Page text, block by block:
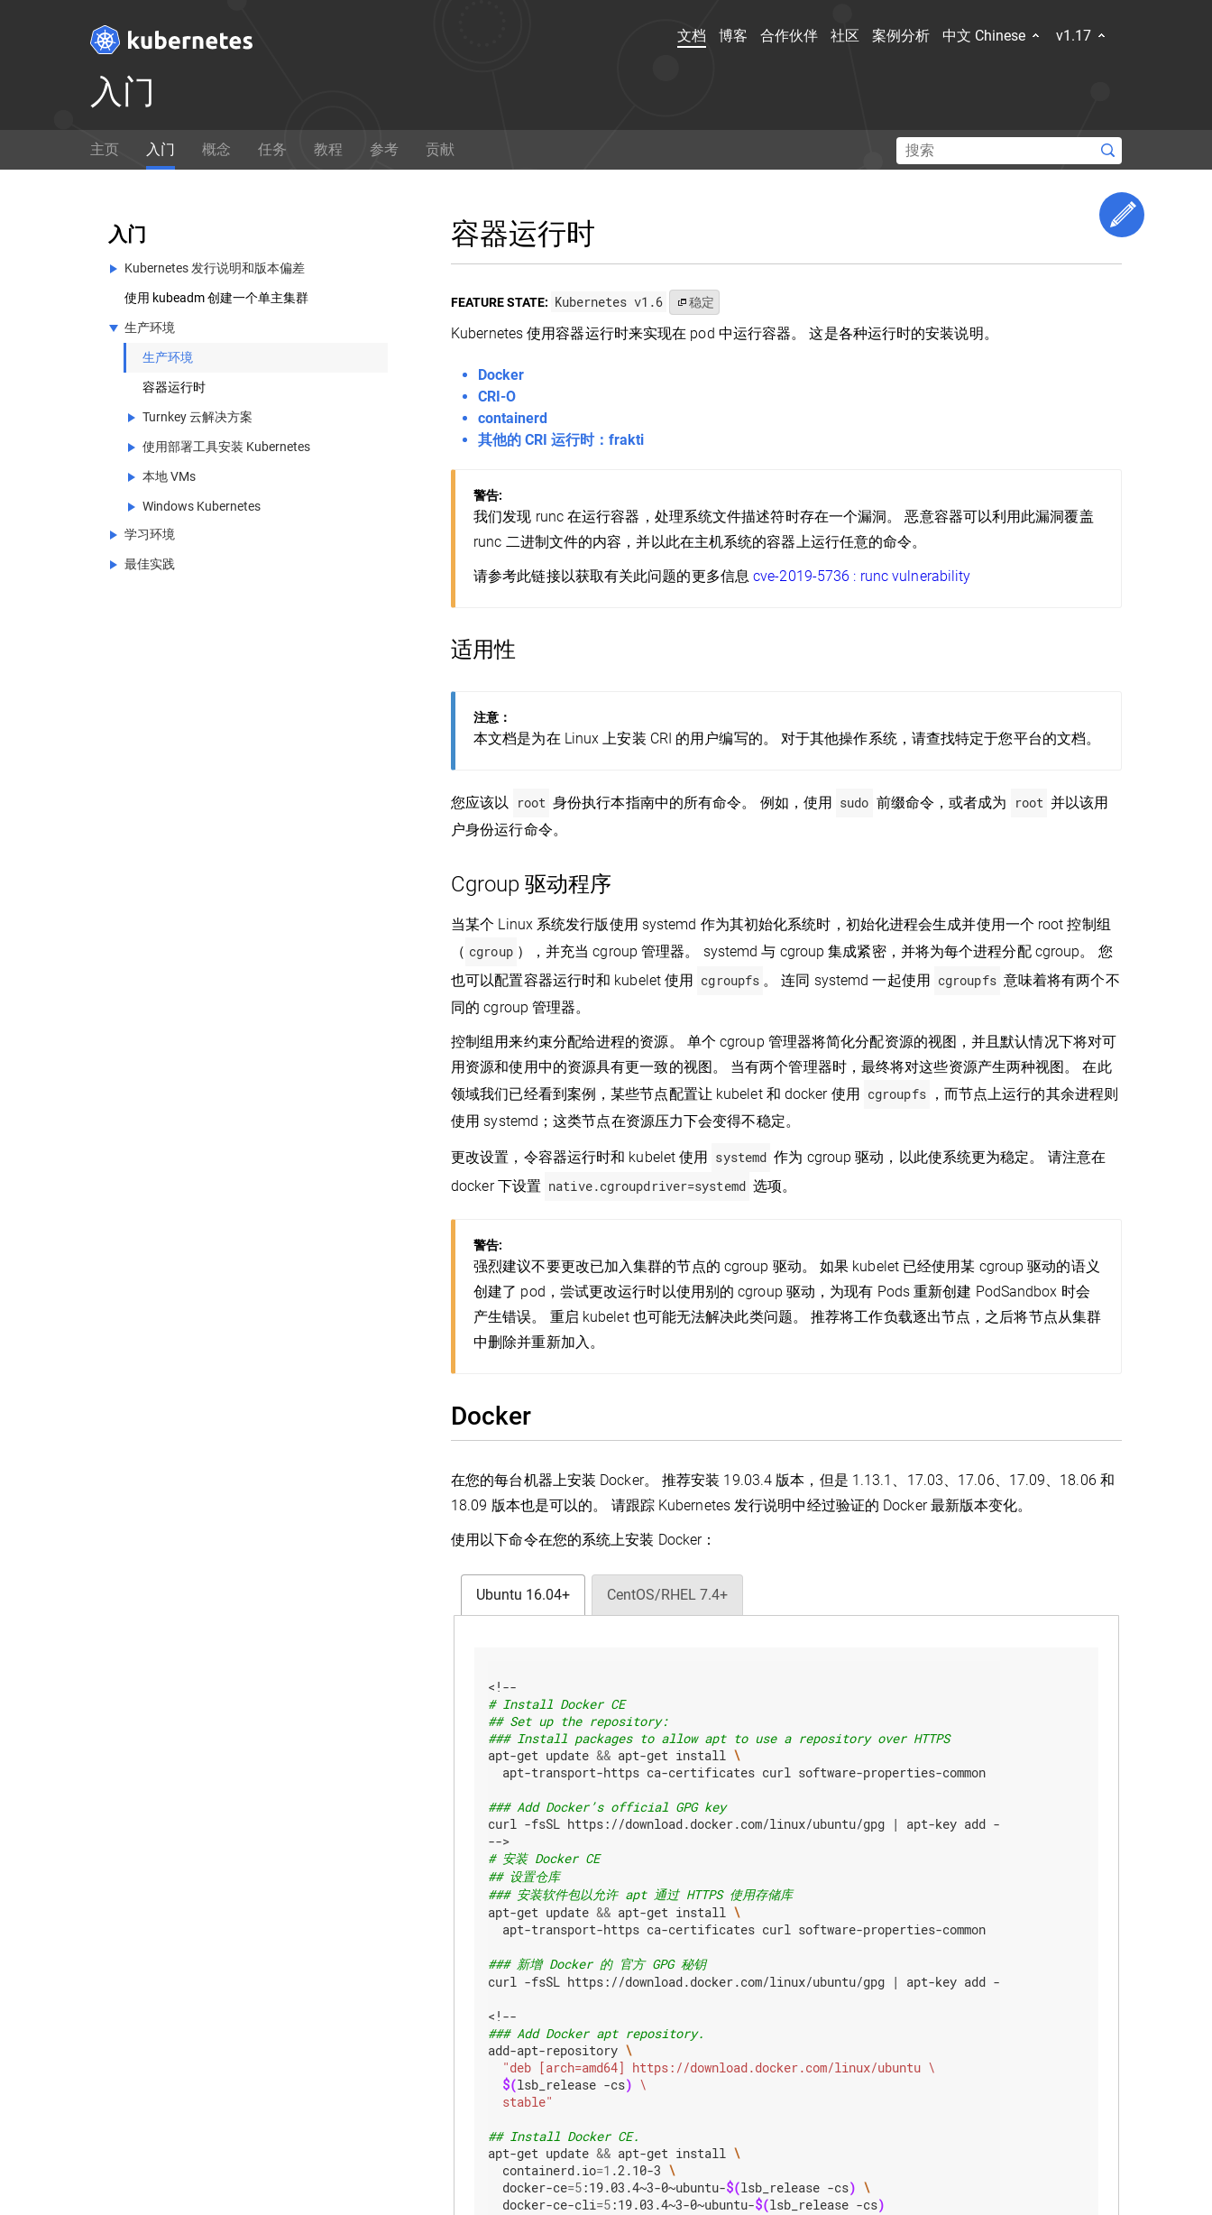
文档 博客 合作伙伴 社区 案例分析 中文 Chinese v1.17
Get Started
cluster that runs "Hello World"
文档
帮助贡献文档！
想要修改 Kubernetes 的核心源代码？
在 GitHub 上查看
入门
主页 入门 概念 任务 教程 参考 贡献
入门
Kubernetes 发行说明和版本偏差
Kubernetes 发行说明和版本偏差
v1.17 Release Notes
Kubernetes 版本及版本倾斜支持策略
使用 kubeadm 创建一个单主集群
生产环境
生产环境
容器运行时
Turnkey 云解决方案
Turnkey 云解决方案
Running Kubernetes on CenturyLink
Compute Engine
使用 IBM Cloud Private 在多个云上运
使用部署工具安装 Kubernetes
使用部署工具安装 Kubernetes
使用 kubeadm 引导集群
Installing Kubernetes with KRIB
使用 Kops 安装 Kubernetes
本地 VMs
本地 VMs
Cloudstack
DC/OS 上的 Kubernetes
Windows Kubernetes
Windows Kubernetes
Intro to Windows support in
学习环境
学习环境
最佳实践
容器运行时
FEATURE STATE: Kubernetes v1.6 稳定
Kubernetes 使用容器运行时来实现在 pod 中运行容器。 这是各种运行时的安装说明。
Docker
CRI-O
containerd
其他的 CRI 运行时：frakti
警告:
我们发现 runc 在运行容器，处理系统文件描述符时存在一个漏洞。 恶意容器可以利用此漏洞覆盖
runc 二进制文件的内容，并以此在主机系统的容器上运行任意的命令。
请参考此链接以获取有关此问题的更多信息cve-2019-5736 : runc vulnerability
适用性
注意：
本文档是为在 Linux 上安装 CRI 的用户编写的。 对于其他操作系统，请查找特定于您平台的文档。
您应该以 root 身份执行本指南中的所有命令。 例如，使用 sudo 前缀命令，或者成为 root 并以该用
户身份运行命令。
Cgroup 驱动程序
当某个 Linux 系统发行版使用 systemd 作为其初始化系统时，初始化进程会生成并使用一个 root 控制组
（ cgroup ），并充当 cgroup 管理器。 systemd 与 cgroup 集成紧密，并将为每个进程分配 cgroup。 您
也可以配置容器运行时和 kubelet 使用 cgroupfs 。 连同 systemd 一起使用 cgroupfs 意味着将有两个不
同的 cgroup 管理器。
控制组用来约束分配给进程的资源。 单个 cgroup 管理器将简化分配资源的视图，并且默认情况下将对可
用资源和使用中的资源具有更一致的视图。 当有两个管理器时，最终将对这些资源产生两种视图。 在此
领域我们已经看到案例，某些节点配置让 kubelet 和 docker 使用 cgroupfs ，而节点上运行的其余进程则
使用 systemd；这类节点在资源压力下会变得不稳定。
更改设置，令容器运行时和 kubelet 使用 systemd 作为 cgroup 驱动，以此使系统更为稳定。 请注意在
docker 下设置 native.cgroupdriver=systemd 选项。
警告:
强烈建议不要更改已加入集群的节点的 cgroup 驱动。 如果 kubelet 已经使用某 cgroup 驱动的语义
创建了 pod，尝试更改运行时以使用别的 cgroup 驱动，为现有 Pods 重新创建 PodSandbox 时会
产生错误。 重启 kubelet 也可能无法解决此类问题。 推荐将工作负载逐出节点，之后将节点从集群
中删除并重新加入。
Docker
在您的每台机器上安装 Docker。 推荐安装 19.03.4 版本，但是 1.13.1、17.03、17.06、17.09、18.06 和
18.09 版本也是可以的。 请跟踪 Kubernetes 发行说明中经过验证的 Docker 最新版本变化。
使用以下命令在您的系统上安装 Docker：
Ubuntu 16.04+ CentOS/RHEL 7.4+
# Install Docker CE
## Set up the repository:
### Install packages to allow apt to use a repository over HTTPS
apt-get update && apt-get install
\
  apt-transport-https ca-certificates curl software-properties-common
### Add Docker’s official GPG key
curl -fsSL https://download.docker.com/linux/ubuntu/gpg | apt-key add -
-->
# 安装 Docker CE
## 设置仓库
### 安装软件包以允许 apt 通过 HTTPS 使用存储库
apt-get update && apt-get install
\
  apt-transport-https ca-certificates curl software-properties-common
### 新增 Docker 的 官方 GPG 秘钥
curl -fsSL https://download.docker.com/linux/ubuntu/gpg | apt-key add -
### Add Docker apt repository.
add-apt-repository
\
$(lsb_release -cs)
  stable"
## Install Docker CE.
apt-get update && apt-get install
\
  containerd.io
=1 .2.10-3
\
  docker-ce
=5:19.03.4~3-0~ubuntu-$(lsb_release -cs)
\
  docker-ce-cli
=5:19.03.4~3-0~ubuntu-$(lsb_release -cs)